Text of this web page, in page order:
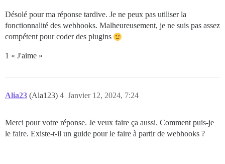
Désolé pour ma réponse tardive. Je ne peux pas utiliser la
fonctionnalité des webhooks. Malheureusement, je ne suis pas assez
compétent pour coder des plugins
1 « J'aime »
Alia23 (Ala123) Janvier 12, 2024, 7:24
4
Merci pour votre réponse. Je veux faire ça aussi. Comment puis-je
le faire. Existe-t-il un guide pour le faire à partir de webhooks ?